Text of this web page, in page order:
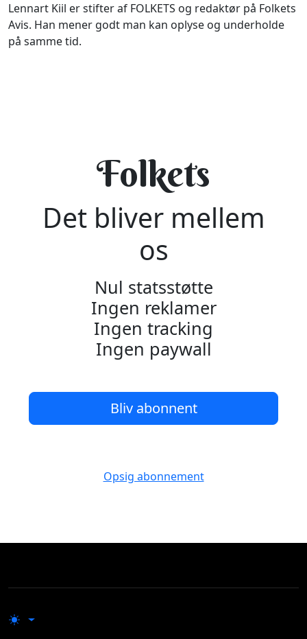
Lennart Kiil er stifter af FOLKETS og redaktør på Folkets
Avis. Han mener godt man kan oplyse og underholde
på samme tid.
Folkets
Det bliver mellem
os
Nul statsstøtte
Ingen reklamer
Ingen tracking
Ingen paywall
Bliv abonnent
Opsig abonnement